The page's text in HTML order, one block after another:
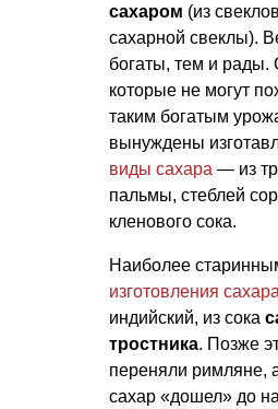
сахаром (из
сахарной свеклы).
богаты, тем и рады.
которые не могут
таким богатым
вынуждены
виды сахара — из
пальмы, стеблей
кленового сока.
Наиболее
изготовления сахара
индийский, из сока
тростника. Позже
переняли римляне,
сахар «дошел» до